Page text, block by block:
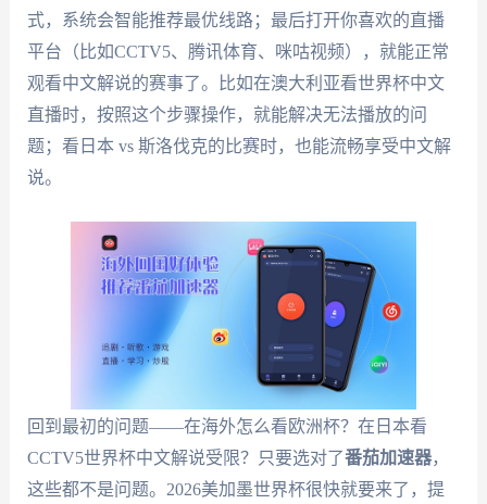
式，系统会智能推荐最优线路；最后打开你喜欢的直播
平台（比如CCTV5、腾讯体育、咪咕视频），就能正常
观看中文解说的赛事了。比如在澳大利亚看世界杯中文
直播时，按照这个步骤操作，就能解决无法播放的问
题；看日本 vs 斯洛伐克的比赛时，也能流畅享受中文解
说。
回到最初的问题——在海外怎么看欧洲杯？在日本看
CCTV5世界杯中文解说受限？只要选对了番茄加速器，
这些都不是问题。2026美加墨世界杯很快就要来了，提